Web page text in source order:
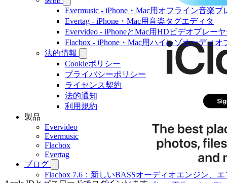
Evermusic - iPhone・Mac用オフライン音楽プ
Evertag - iPhone・Mac用音楽タグエディタ
Evervideo - iPhoneとMac用HDビデオプレー
Flacbox - iPhone・Mac用ハイレゾオーディオ
法的情報
Cookieポリシー
プライバシーポリシー
ライセンス契約
法的通知
利用規約
製品
Evervideo
Evermusic
Flacbox
Evertag
ブログ
Flacbox 7.6：新しいBASSオーディオエンジン、